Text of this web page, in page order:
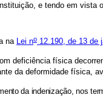
e tendo em vista
na Lei no 12.190, de 13 de
deficiência física
da deformidade física,
da indenização, nos